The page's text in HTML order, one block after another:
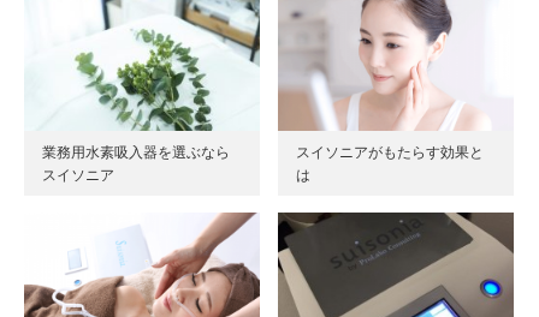
業務用水素吸入器を選ぶなら
スイソニア
スイソニアがもたらす効果と
は